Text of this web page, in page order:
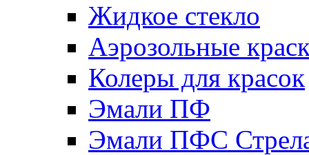
Жидкое стекло
Аэрозольные
Колеры для красок
Эмали ПФ
Эмали ПФС